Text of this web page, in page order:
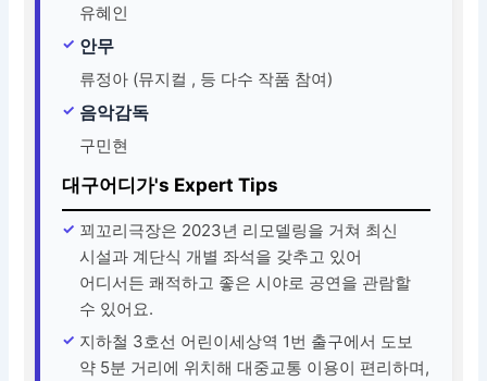
유혜인
안무
류정아 (뮤지컬 , 등 다수 작품 참여)
음악감독
구민현
대구어디가's Expert Tips
꾀꼬리극장은 2023년 리모델링을 거쳐 최신
시설과 계단식 개별 좌석을 갖추고 있어
어디서든 쾌적하고 좋은 시야로 공연을 관람할
수 있어요.
지하철 3호선 어린이세상역 1번 출구에서 도보
약 5분 거리에 위치해 대중교통 이용이 편리하며,